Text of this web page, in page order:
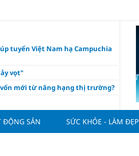
tuyển Việt Nam hạ Campuchia
vọt"
vốn mới từ nâng hạng thị trường?
chỉ 4 ngân hàng được lợi
nay ngày 8/8/2026: Tuổi Mão kinh
ĐỘNG SẢN SỨC KHỎE - LÀM ĐẸP